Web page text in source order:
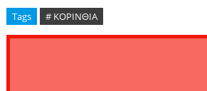
Tags # ΚΟΡΙΝΘΙΑ